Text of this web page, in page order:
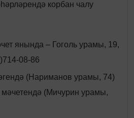
корбан чалу
янында – Гоголь урамы, 19,
08-86
(Нариманов урамы, 74)
мәчетендә (Мичурин урамы,